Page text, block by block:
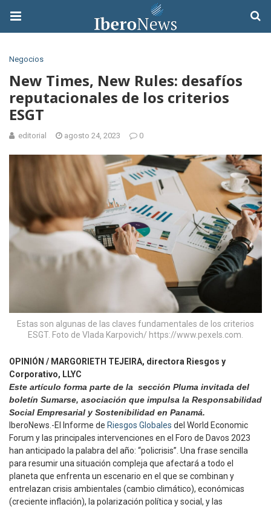
Negocios
New Times, New Rules: desafíos
reputacionales de los criterios
ESGT
editorial agosto 24, 2023 0
Estas son algunas de las claves fundamentales de los criterios
ESGT. Foto de Vlada Karpovich/ https://www.pexels.com.
OPINIÓN / MARGORIETH TEJEIRA, directora Riesgos y
Corporativo, LLYC
Este artículo forma parte de la sección Pluma invitada del
boletín Sumarse, asociación que impulsa la Responsabilidad
Social Empresarial y Sostenibilidad en Panamá.
IberoNews.-El Informe de Riesgos Globales del World Economic
Forum y las principales intervenciones en el Foro de Davos 2023
han anticipado la palabra del año: “policrisis”. Una frase sencilla
para resumir una situación compleja que afectará a todo el
planeta que enfrenta un escenario en el que se combinan y
entrelazan crisis ambientales (cambio climático), económicas
(creciente inflación), la polarización política y social, y las